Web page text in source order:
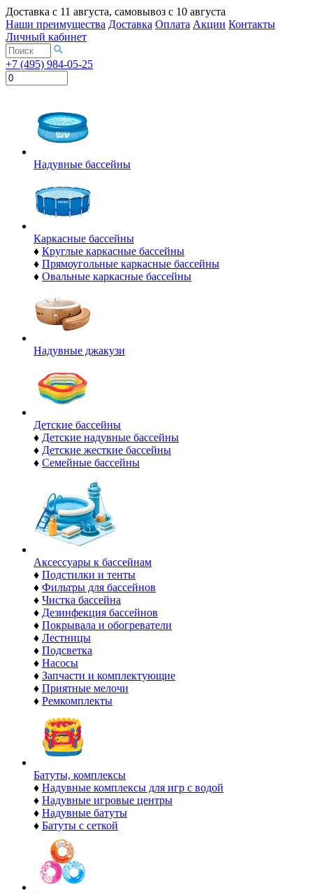
Доставка с 11 августа, самовывоз с 10 августа
Наши преимущества Доставка Оплата Акции Контакты
Личный кабинет
+7 (495) 984-05-25
Надувные бассейны
Каркасные бассейны
♦ Круглые каркасные бассейны
♦ Прямоугольные каркасные бассейны
♦ Овальные каркасные бассейны
Надувные джакузи
Детские бассейны
♦ Детские надувные бассейны
♦ Детские жесткие бассейны
♦ Семейные бассейны
Аксессуары к бассейнам
♦ Подстилки и тенты
♦ Фильтры для бассейнов
♦ Чистка бассейна
♦ Дезинфекция бассейнов
♦ Покрывала и обогреватели
♦ Лестницы
♦ Подсветка
♦ Насосы
♦ Запчасти и комплектующие
♦ Приятные мелочи
♦ Ремкомплекты
Батуты, комплексы
♦ Надувные комплексы для игр с водой
♦ Надувные игровые центры
♦ Надувные батуты
♦ Батуты с сеткой